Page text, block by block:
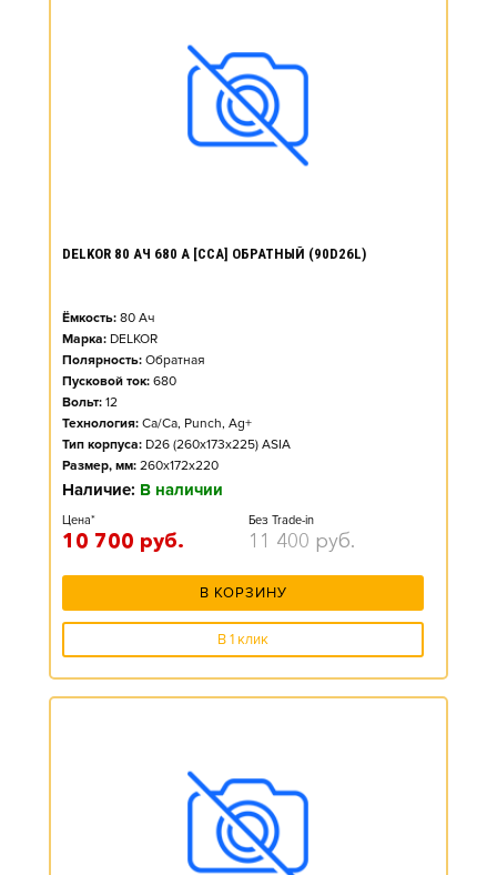
DELKOR 80 АЧ 680 А [CCA] ОБРАТНЫЙ (90D26L)
Ёмкость: 80 Ач
Марка: DELKOR
Полярность: Обратная
Пусковой ток: 680
Вольт: 12
Технология: Ca/Ca, Punch, Ag+
Тип корпуса: D26 (260x173x225) ASIA
Размер, мм: 260x172x220
Наличие: В наличии
Цена*
10 700 руб.
Без Trade-in
11 400 руб.
В КОРЗИНУ
В 1 клик